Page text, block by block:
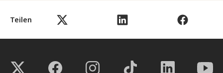
Teilen